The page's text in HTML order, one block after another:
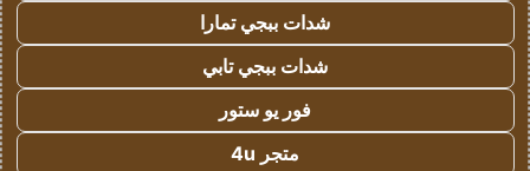
شدات ببجي تمارا
شدات ببجي تابي
فور يو ستور
متجر 4u